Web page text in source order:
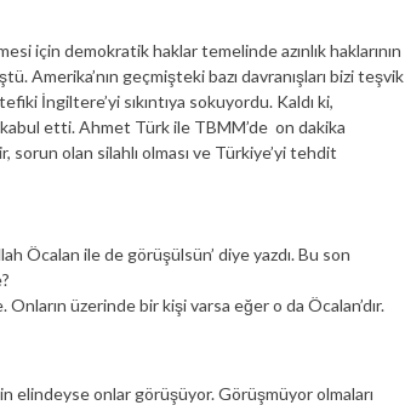
için demokratik haklar temelinde azınlık haklarının
Amerika’nın geçmişteki bazı davranışları bizi teşvik
İngiltere’yi sıkıntıya sokuyordu. Kaldı ki,
kabul etti. Ahmet Türk ile TBMM’de on dakika
sorun olan silahlı olması ve Türkiye’yi tehdit
Öcalan ile de görüşülsün’ diye yazdı. Bu son
üzerinde bir kişi varsa eğer o da Öcalan’dır.
elindeyse onlar görüşüyor. Görüşmüyor olmaları